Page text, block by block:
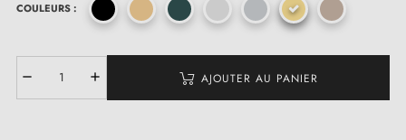
COULEURS :
AJOUTER AU PANIER